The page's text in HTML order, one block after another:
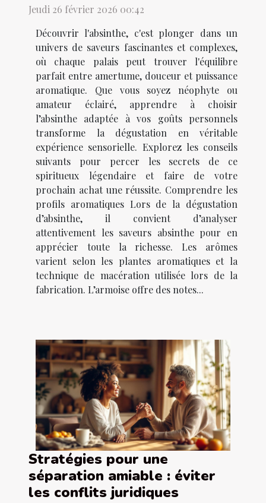
Jeudi 26 février 2026 00:42
Découvrir l'absinthe, c'est plonger dans un
univers de saveurs fascinantes et complexes,
où chaque palais peut trouver l'équilibre
parfait entre amertume, douceur et puissance
aromatique. Que vous soyez néophyte ou
amateur éclairé, apprendre à choisir
l’absinthe adaptée à vos goûts personnels
transforme la dégustation en véritable
expérience sensorielle. Explorez les conseils
suivants pour percer les secrets de ce
spiritueux légendaire et faire de votre
prochain achat une réussite. Comprendre les
profils aromatiques Lors de la dégustation
d’absinthe, il convient d’analyser
attentivement les saveurs absinthe pour en
apprécier toute la richesse. Les arômes
varient selon les plantes aromatiques et la
technique de macération utilisée lors de la
fabrication. L’armoise offre des notes...
Stratégies pour une
séparation amiable : éviter
les conflits juridiques